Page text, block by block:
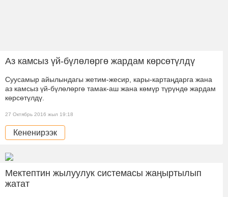
Аз камсыз үй-бүлөлөргө жардам көрсөтүлдү
Суусамыр айылындагы жетим-жесир, кары-картаңдарга жана
аз камсыз үй-бүлөлөргө тамак-аш жана көмүр түрүндө жардам
көрсөтүлдү.
27 Октябрь 2016 жыл 19:18
Кененирээк
Мектептин жылуулук системасы жаңыртылып
жатат